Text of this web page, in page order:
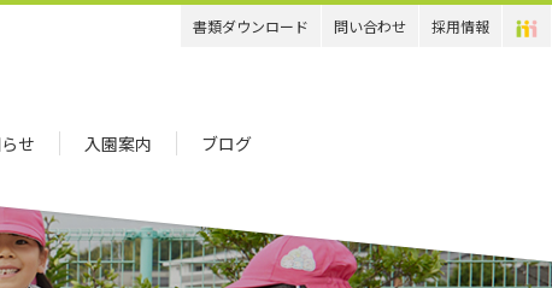
せ 入園案内 ブログ
書類ダウンロード 問い合わせ 採用情報